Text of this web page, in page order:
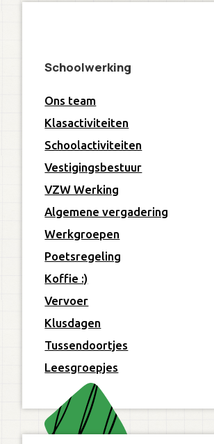
Schoolwerking
Ons team
Klasactiviteiten
Schoolactiviteiten
Vestigingsbestuur
VZW Werking
Algemene vergadering
Werkgroepen
Poetsregeling
Koffie :)
Vervoer
Klusdagen
Tussendoortjes
Leesgroepjes